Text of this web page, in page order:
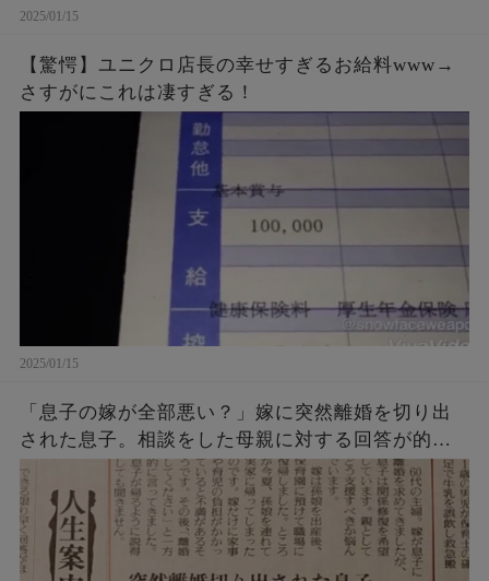
2025/01/15
【驚愕】ユニクロ店長の幸せすぎるお給料www→
さすがにこれは凄すぎる！
2025/01/15
「息子の嫁が全部悪い？」嫁に突然離婚を切り出
された息子。相談をした母親に対する回答が的確
過ぎると話題に！